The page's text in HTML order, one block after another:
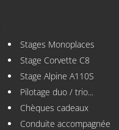
Stages Monoplaces
Stage Corvette C8
Stage Alpine A110S
Pilotage duo / trio...
Chèques cadeaux
Conduite accompagnée